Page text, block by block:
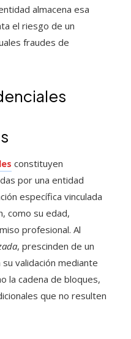
almacena esa
el riesgo de un
fraudes de
constituyen
por una entidad
específica vinculada
como su edad,
profesional. Al
, prescinden de un
validación mediante
la cadena de bloques,
que no resulten